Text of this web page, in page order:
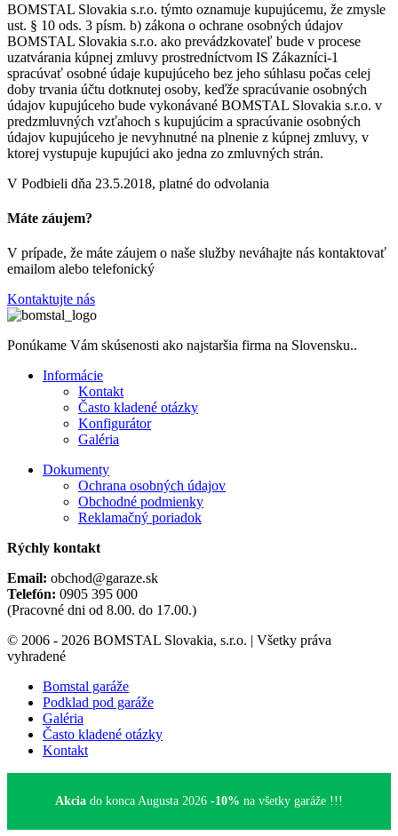
BOMSTAL Slovakia s.r.o. týmto oznamuje kupujúcemu, že zmysle
ust. § 10 ods. 3 písm. b) zákona o ochrane osobných údajov
BOMSTAL Slovakia s.r.o. ako prevádzkovateľ bude v procese
uzatvárania kúpnej zmluvy prostredníctvom IS Zákazníci-1
spracúvať osobné údaje kupujúceho bez jeho súhlasu počas celej
doby trvania účtu dotknutej osoby, keďže spracúvanie osobných
údajov kupujúceho bude vykonávané BOMSTAL Slovakia s.r.o. v
predzmluvných vzťahoch s kupujúcim a spracúvanie osobných
údajov kupujúceho je nevyhnutné na plnenie z kúpnej zmluvy, v
ktorej vystupuje kupujúci ako jedna zo zmluvných strán.
V Podbieli dňa 23.5.2018, platné do odvolania
Máte záujem?
V prípade, že máte záujem o naše služby neváhajte nás kontaktovať
emailom alebo telefonický
Kontaktujte nás
Ponúkame Vám skúsenosti ako najstaršia firma na Slovensku..
Informácie
Kontakt
Často kladené otázky
Konfigurátor
Galéria
Dokumenty
Ochrana osobných údajov
Obchodné podmienky
Reklamačný poriadok
Rýchly kontakt
Email: obchod@garaze.sk
Telefón: 0905 395 000
(Pracovné dni od 8.00. do 17.00.)
© 2006 - 2026 BOMSTAL Slovakia, s.r.o. | Všetky práva
vyhradené
Bomstal garáže
Podklad pod garáže
Galéria
Často kladené otázky
Kontakt
Akcia do konca Augusta 2026 -10% na všetky garáže !!!